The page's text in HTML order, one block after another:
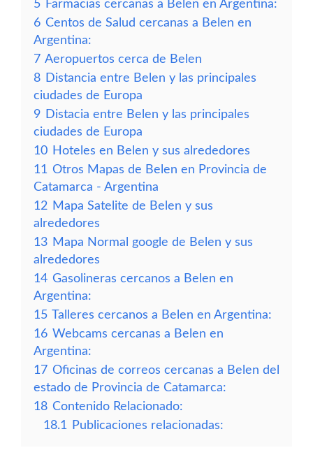
5 Farmacias cercanas a Belen en Argentina:
6 Centos de Salud cercanas a Belen en
Argentina:
7 Aeropuertos cerca de Belen
8 Distancia entre Belen y las principales
ciudades de Europa
9 Distacia entre Belen y las principales
ciudades de Europa
10 Hoteles en Belen y sus alrededores
11 Otros Mapas de Belen en Provincia de
Catamarca - Argentina
12 Mapa Satelite de Belen y sus
alrededores
13 Mapa Normal google de Belen y sus
alrededores
14 Gasolineras cercanos a Belen en
Argentina:
15 Talleres cercanos a Belen en Argentina:
16 Webcams cercanas a Belen en
Argentina:
17 Oficinas de correos cercanas a Belen del
estado de Provincia de Catamarca:
18 Contenido Relacionado:
18.1
Publicaciones relacionadas: